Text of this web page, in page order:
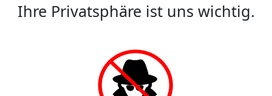
Ihre Privatsphäre ist uns wichtig.